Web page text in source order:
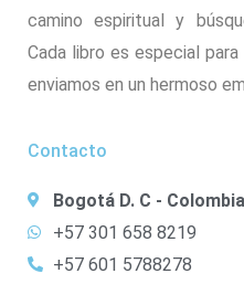
camino espiritual y
Cada libro es especial
enviamos en un hermoso
Contacto
Bogotá D. C - Colombia
+57 301 658 8219
+57 601 5788278